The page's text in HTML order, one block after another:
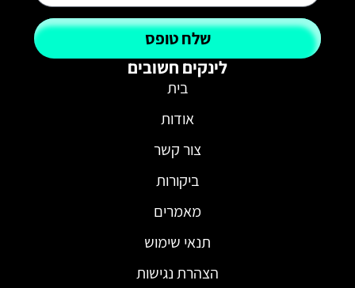
שלח טופס
לינקים חשובים
בית
אודות
צור קשר
ביקורות
מאמרים
תנאי שימוש
הצהרת נגישות